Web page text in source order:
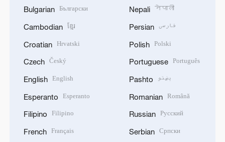
Bulgarian Български
Cambodian ខ្មែរ
Croatian Hrvatski
Czech Český
English English
Esperanto Esperanto
Filipino Filipino
French Français
Nepali नेपाली
Persian فارسی
Polish Polski
Portuguese Português
Pashto پښتو
Romanian Română
Russian Русский
Serbian Српски